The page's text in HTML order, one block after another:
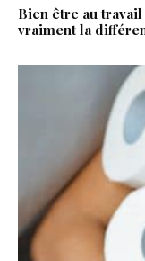
Bien être au
vraiment la